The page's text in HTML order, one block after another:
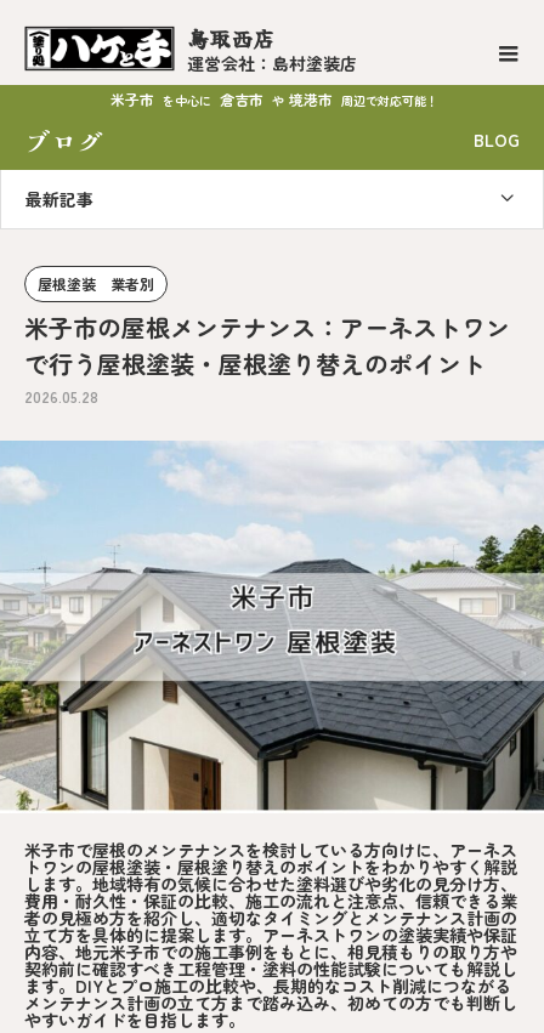
鳥取西店
運営会社：島村塗装店
米子市 を中心に 倉吉市 や 境港市 周辺で対応可能！
ブログ BLOG
最新記事
屋根塗装 業者別
米子市の屋根メンテナンス：アーネストワン
で行う屋根塗装・屋根塗り替えのポイント
2026.05.28
米子市で屋根のメンテナンスを検討している方向けに、アーネス
トワンの屋根塗装・屋根塗り替えのポイントをわかりやすく解説
します。地域特有の気候に合わせた塗料選びや劣化の見分け方、
費用・耐久性・保証の比較、施工の流れと注意点、信頼できる業
者の見極め方を紹介し、適切なタイミングとメンテナンス計画の
立て方を具体的に提案します。アーネストワンの塗装実績や保証
内容、地元米子市での施工事例をもとに、相見積もりの取り方や
契約前に確認すべき工程管理・塗料の性能試験についても解説し
ます。DIYとプロ施工の比較や、長期的なコスト削減につながる
メンテナンス計画の立て方まで踏み込み、初めての方でも判断し
やすいガイドを目指します。